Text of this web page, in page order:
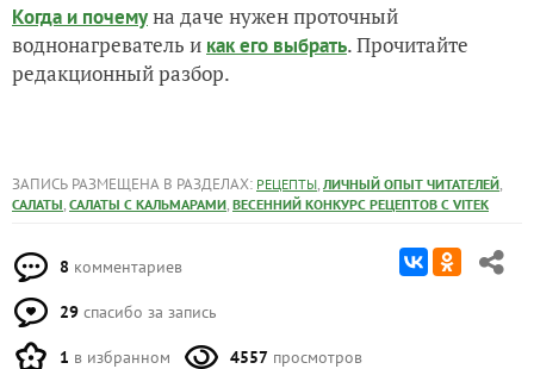
Когда и почемуна даче нужен проточный
воднонагреватель и как его выбрать. Прочитайте
редакционный разбор.
ЗАПИСЬ РАЗМЕЩЕНА В РАЗДЕЛАХ: РЕЦЕПТЫ, ЛИЧНЫЙ ОПЫТ ЧИТАТЕЛЕЙ,
САЛАТЫ, САЛАТЫ С КАЛЬМАРАМИ, ВЕСЕННИЙ КОНКУРС РЕЦЕПТОВ С VITEK
8 комментариев
29 спасибо за запись
1 в избранном 4557 просмотров